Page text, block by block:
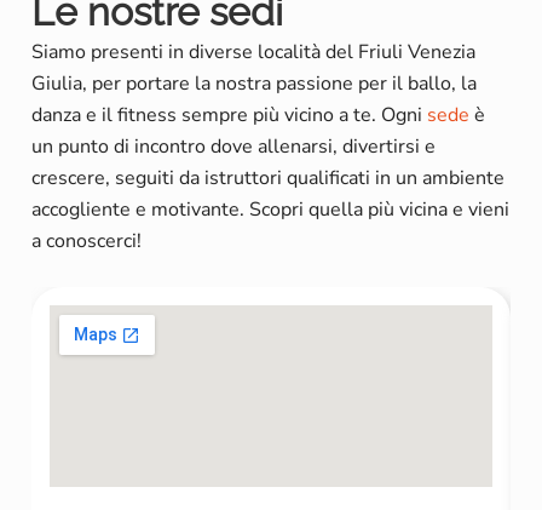
Le nostre sedi
Siamo presenti in diverse località del Friuli Venezia
Giulia, per portare la nostra passione per il ballo, la
danza e il fitness sempre più vicino a te. Ogni sede è
un punto di incontro dove allenarsi, divertirsi e
crescere, seguiti da istruttori qualificati in un ambiente
accogliente e motivante. Scopri quella più vicina e vieni
a conoscerci!